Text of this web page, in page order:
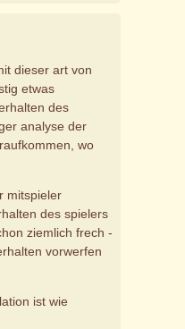
dieser art von
etwas
des
analyse der
wo
mitspieler
des spielers
ziemlich frech -
vorwerfen
ist wie